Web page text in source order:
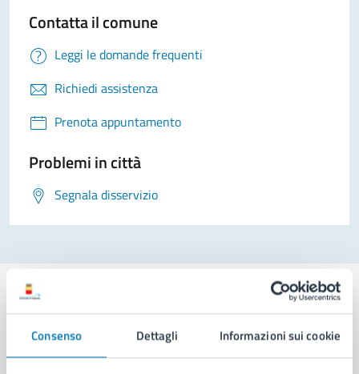
Consenso Dettagli Informazioni sui cookie
Contatta il comune
Leggi le domande frequenti
Richiedi assistenza
Prenota appuntamento
Problemi in città
Segnala disservizio
Comune di Napoli